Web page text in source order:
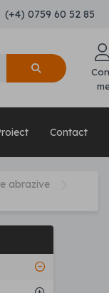
(+4) 0759 60 52 85
Contact
abrazive